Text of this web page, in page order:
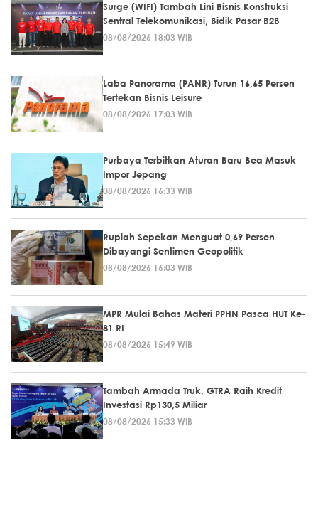
Surge (WIFI) Tambah Lini Bisnis Konstruksi
Sentral Telekomunikasi, Bidik Pasar B2B
08/08/2026 18:03 WIB
Laba Panorama (PANR) Turun 16,65 Persen
Tertekan Bisnis Leisure
08/08/2026 17:03 WIB
Purbaya Terbitkan Aturan Baru Bea Masuk
Impor Jepang
08/08/2026 16:33 WIB
Rupiah Sepekan Menguat 0,69 Persen
Dibayangi Sentimen Geopolitik
08/08/2026 16:03 WIB
MPR Mulai Bahas Materi PPHN Pasca HUT Ke-
81 RI
08/08/2026 15:49 WIB
Tambah Armada Truk, GTRA Raih Kredit
Investasi Rp130,5 Miliar
08/08/2026 15:33 WIB